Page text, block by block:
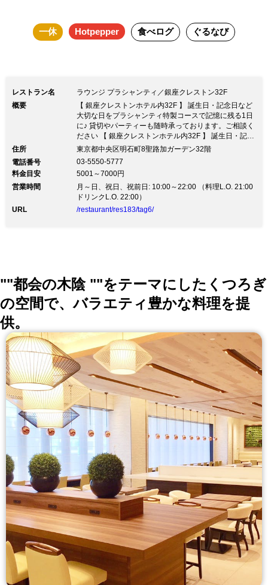
一休 Hotpepper 食べログ ぐるなび
レストラン名
ラウンジ プラシャンティ／銀座クレストン32F
概要
【 銀座クレストンホテル内32F 】 誕生日・記念日など
大切な日をプラシャンティ特製コースで記憶に残る1日
に♪ 貸切やパーティーも随時承っております。ご相談く
ださい 【 銀座クレストンホテル内32F 】 誕生日・記念
日など大切な日をプラシャンティ特製コースで記憶に残
相談ください《 貸切パーティーも随時承っております
》 20～50名様まで可能なパーティーは着席・立食どち
らもお受けしております。 レイアウトやご予算、お料
理などまずはお気軽にご相談下さい。 《 明るく温かな
陽光が差し込み、柔らかな空気が流れる雰囲気 》 銀座
『トレゾワコース』6,500円（税抜） 【お車でお越しの
際】タワー内駐車場をご利用頂けます。3000円(税抜)以
上のご利用で2時間券をお渡し致します。
住所
東京都中央区明石町8聖路加ガーデン32階
電話番号
03-5550-5777
料金目安
5001～7000円
営業時間
月～日、祝日、祝前日: 10:00～22:00 （料理L.O. 21:00
ドリンクL.O. 22:00）
URL
/restaurant/res183/tag6/
""都会の木陰 ""をテーマにしたくつろぎ
の空間で、バラエティ豊かな料理を提
供。